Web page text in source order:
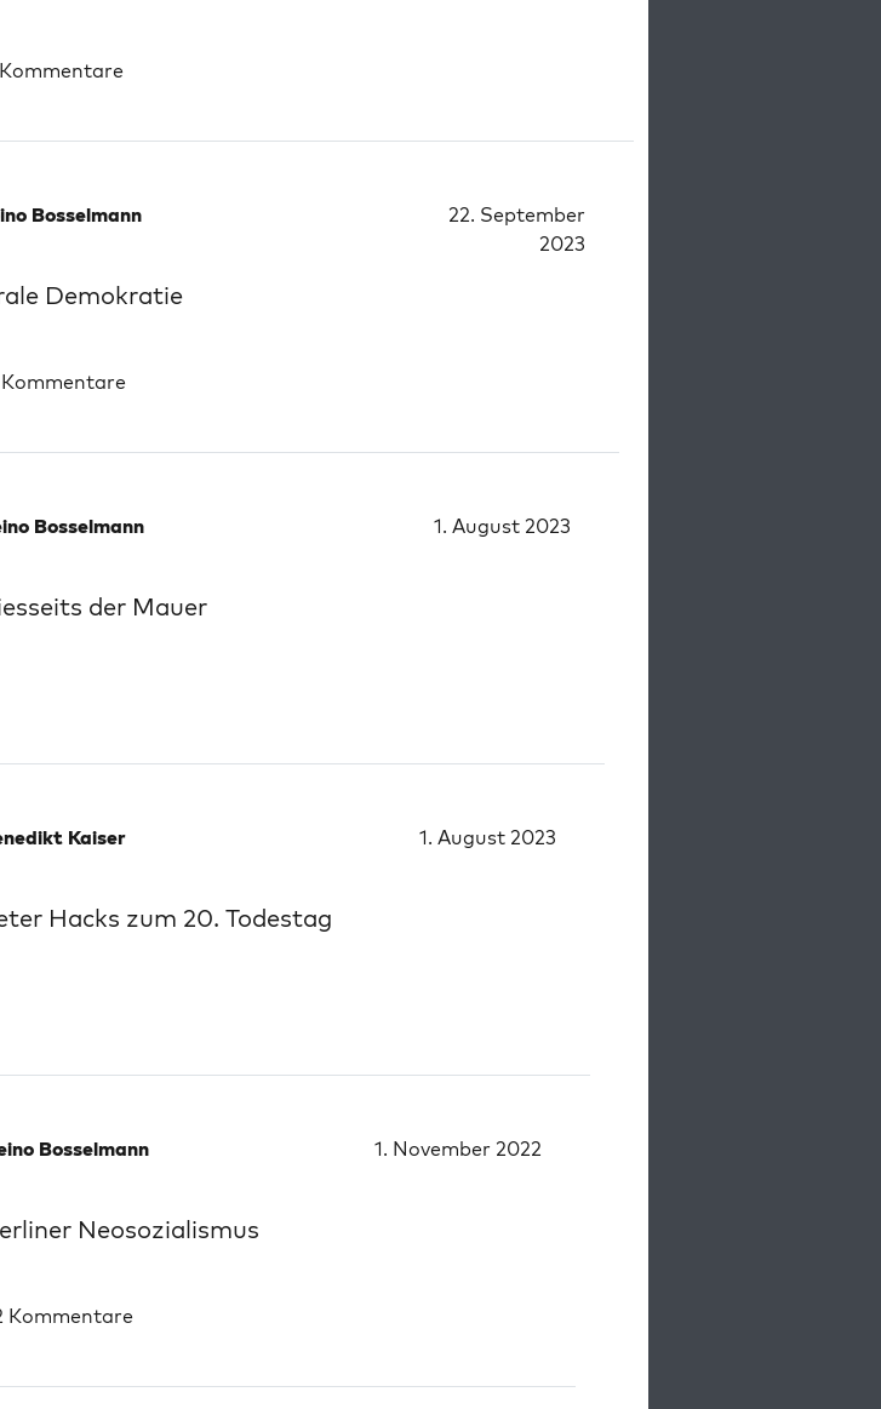
Bosselmann
22. September
2023
Demokratie
Kommentare
Bosselmann 1. August 2023
der Mauer
Kaiser 1. August 2023
Hacks zum 20. Todestag
Bosselmann 1. November 2022
Neosozialismus
Kommentare